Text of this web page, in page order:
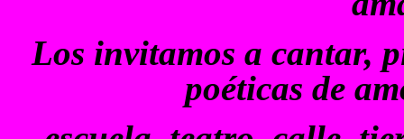
Los invitamos a cantar,
poéticas de